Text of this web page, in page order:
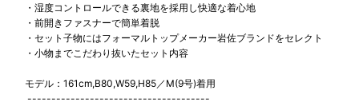
・湿度コントロールできる裏地を採用し快適な着心地
・前開きファスナーで簡単着脱
・セット子物にはフォーマルトップメーカー岩佐ブランドをセレクト
・小物までこだわり抜いたセット内容
モデル：161cm,B80,W59,H85／M(9号)着用
--------------------------------------